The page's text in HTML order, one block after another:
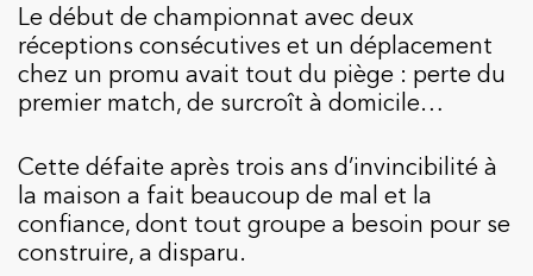
Le début de championnat avec deux
réceptions consécutives et un déplacement
chez un promu avait tout du piège : perte du
premier match, de surcroît à domicile…
Cette défaite après trois ans d’invincibilité à
la maison a fait beaucoup de mal et la
confiance, dont tout groupe a besoin pour se
construire, a disparu.